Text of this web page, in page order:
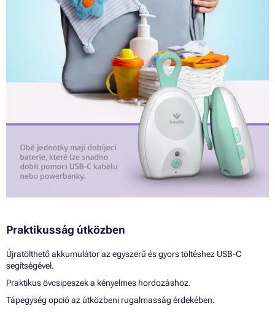
Praktikusság útközben
Újratölthető akkumulátor az egyszerű és gyors töltéshez USB-C
segítségével.
Praktikus övcsipeszek a kényelmes hordozáshoz.
Tápegység opció az útközbeni rugalmasság érdekében.